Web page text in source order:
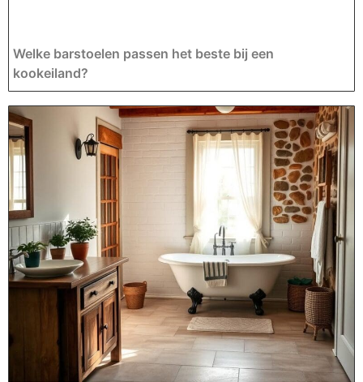
Welke barstoelen passen het beste bij een
kookeiland?